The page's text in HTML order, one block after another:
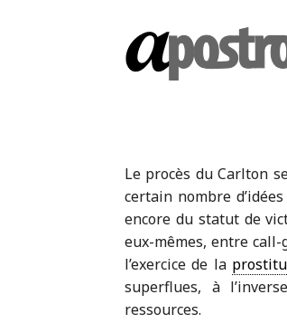
Le procès du Carlton
certain nombre
encore du statut de
eux-mêmes, entre
l’exercice de la
superflues, à
ressources.